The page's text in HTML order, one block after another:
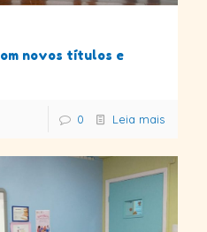
novos títulos e
0 Leia mais